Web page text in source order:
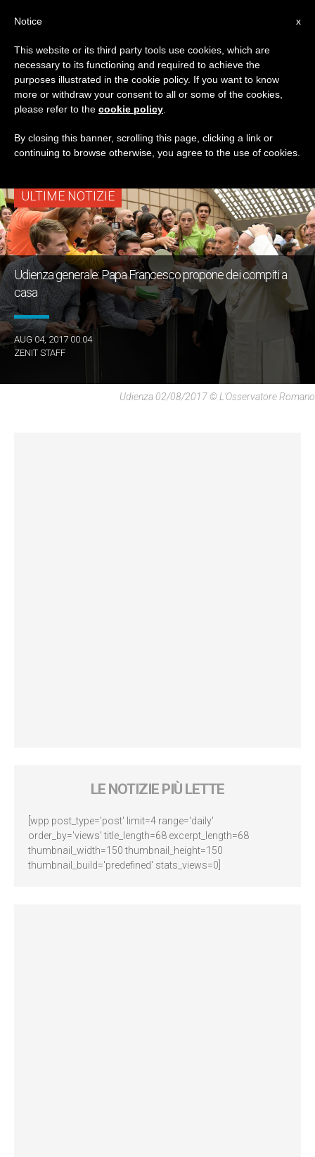
TAG
Posts Tagged
‘bautismo’
ULTIME NOTIZIE
Udienza generale: Papa Francesco propone dei compiti a
casa
AUG 04, 2017 00:04
ZENIT STAFF
Udienza 02/08/2017 © L'Osservatore Romano
LE NOTIZIE PIÙ LETTE
[wpp post_type='post' limit=4 range='daily'
order_by='views' title_length=68 excerpt_length=68
thumbnail_width=150 thumbnail_height=150
thumbnail_build='predefined' stats_views=0]
x
Notice
This website or its third party tools use cookies, which are
necessary to its functioning and required to achieve the
purposes illustrated in the cookie policy. If you want to know
more or withdraw your consent to all or some of the cookies,
please refer to the cookie policy
By closing this banner, scrolling this page, clicking a link or
continuing to browse otherwise, you agree to the use of cookies.